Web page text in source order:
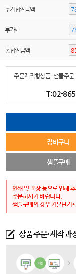
추가 합계금액
부가세
총 합계금액
주문제작형상품, 샘플주문
T:02-
장바구니
샘플구매
인쇄 및 포장 등으로 인해
주문하시기 바랍니다.
샘플구매의 경우 기본단가
상품주문·제작과